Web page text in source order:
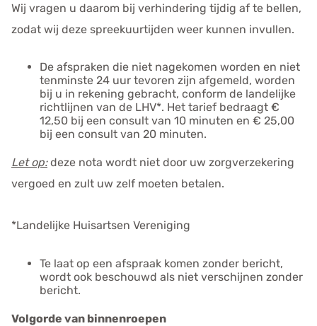
Wij vragen u daarom bij verhindering tijdig af te bellen,
zodat wij deze spreekuurtijden weer kunnen invullen.
De afspraken die niet nagekomen worden en niet
tenminste 24 uur tevoren zijn afgemeld, worden
bij u in rekening gebracht, conform de landelijke
richtlijnen van de LHV*. Het tarief bedraagt €
12,50 bij een consult van 10 minuten en € 25,00
bij een consult van 20 minuten.
Let op:deze nota wordt niet door uw zorgverzekering
vergoed en zult uw zelf moeten betalen.
*Landelijke Huisartsen Vereniging
Te laat op een afspraak komen zonder bericht,
wordt ook beschouwd als niet verschijnen zonder
bericht.
Volgorde van binnenroepen